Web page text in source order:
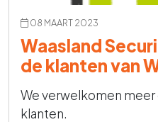
08 MAART 2023
Waasland
de klanten van
We verwelkomen meer
klanten.